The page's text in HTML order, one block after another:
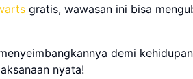
gratis, wawasan ini bisa
demi kehidupan
nyata!